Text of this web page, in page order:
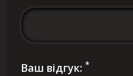
Ваш відгук: *